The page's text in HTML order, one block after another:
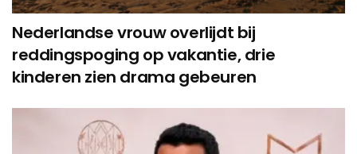
Nederlandse vrouw overlijdt bij
reddingspoging op vakantie, drie
kinderen zien drama gebeuren